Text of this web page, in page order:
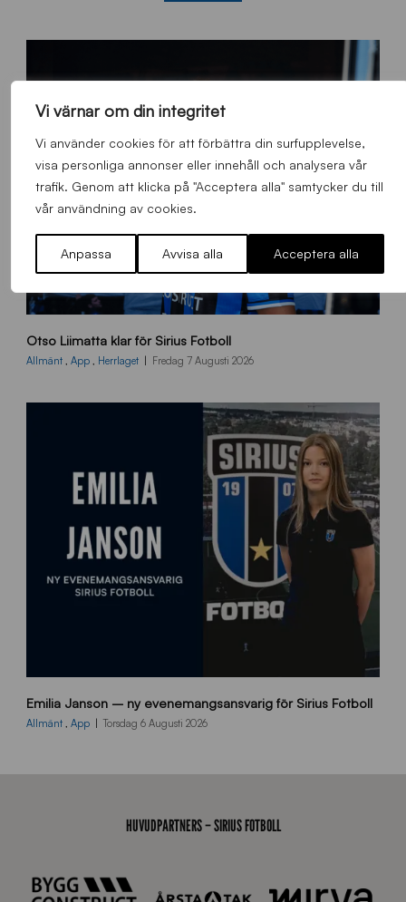
Vi värnar om din integritet
Vi använder cookies för att förbättra din surfupplevelse,
visa personliga annonser eller innehåll och analysera vår
trafik. Genom att klicka på "Acceptera alla" samtycker du till
vår användning av cookies.
Anpassa Avvisa alla Acceptera alla
L
_
Otso Liimatta klar för Sirius Fotboll
Allmänt App Herrlaget Fredag 7 Augusti 2026
0
0
Emilia Janson – ny evenemangsansvarig för Sirius Fotboll
Allmänt , App Torsdag 6 Augusti 2026
HUVUDPARTNERS – SIRIUS FOTBOLL